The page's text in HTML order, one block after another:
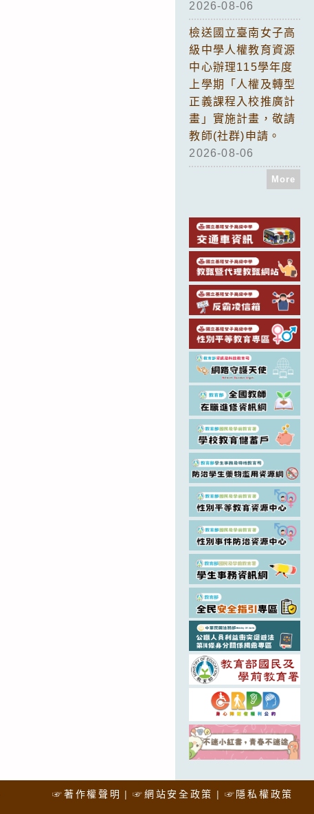
2026-08-06
檢送國立臺南女子高
級中學人權教育資源
中心辦理115學年度
上學期「人權及轉型
正義課程入校推廣計
畫」實施計畫，敬請
教師(社群)申請。
2026-08-06
More
☞著作權聲明 ☞網站安全政策 ☞隱私權政策